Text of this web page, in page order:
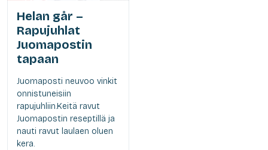
Helan går –
Rapujuhlat
Juomapostin
tapaan
Juomaposti neuvoo vinkit
onnistuneisiin
rapujuhliin.Keitä ravut
Juomapostin reseptillä ja
nauti ravut laulaen oluen
kera.